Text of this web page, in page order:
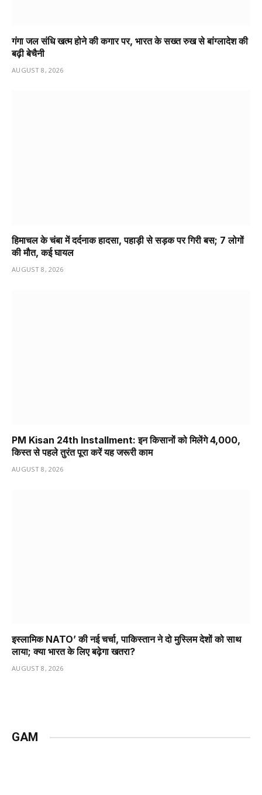
गंगा जल संधि खत्म होने की कगार पर, भारत के सख्त रुख से बांग्लादेश की
बढ़ी बेचैनी
AUGUST 8, 2026
हिमाचल के चंबा में दर्दनाक हादसा, पहाड़ी से सड़क पर गिरी बस; 7 लोगों
की मौत, कई घायल
AUGUST 8, 2026
PM Kisan 24th Installment: इन किसानों को मिलेंगे ₹4,000,
किस्त से पहले तुरंत पूरा करें यह जरूरी काम
AUGUST 8, 2026
इस्लामिक NATO’ की नई चर्चा, पाकिस्तान ने दो मुस्लिम देशों को साथ
लाया; क्या भारत के लिए बढ़ेगा खतरा?
AUGUST 8, 2026
GAM